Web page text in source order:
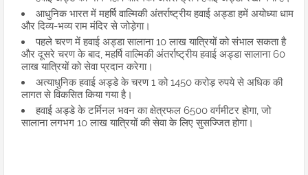
आधुनिक भारत में महर्षि वाल्मिकी अंतर्राष्ट्रीय हवाई अड्डा हमें अयोध्या धाम
और दिव्य-भव्य राम मंदिर से जोड़ेगा।
पहले चरण में हवाई अड्डा सालाना 10 लाख यात्रियों को संभाल सकता है
और दूसरे चरण के बाद, महर्षि वाल्मिकी अंतर्राष्ट्रीय हवाई अड्डा सालाना 60
लाख यात्रियों को सेवा प्रदान करेगा।
अत्याधुनिक हवाई अड्डे के चरण 1 को 1450 करोड़ रुपये से अधिक की
लागत से विकसित किया गया है।
हवाई अड्डे के टर्मिनल भवन का क्षेत्रफल 6500 वर्गमीटर होगा, जो
सालाना लगभग 10 लाख यात्रियों की सेवा के लिए सुसज्जित होगा।